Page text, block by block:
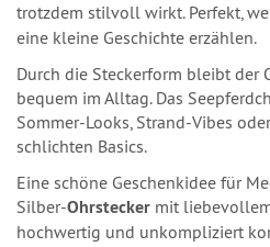
trotzdem stilvoll wirkt. Perfekt,
eine kleine Geschichte erzählen.
Durch die Steckerform bleibt der
bequem im Alltag. Das
Sommer‑Looks, Strand‑Vibes
schlichten Basics.
Eine schöne Geschenkidee für
Silber‑Ohrstecker mit
hochwertig und unkompliziert